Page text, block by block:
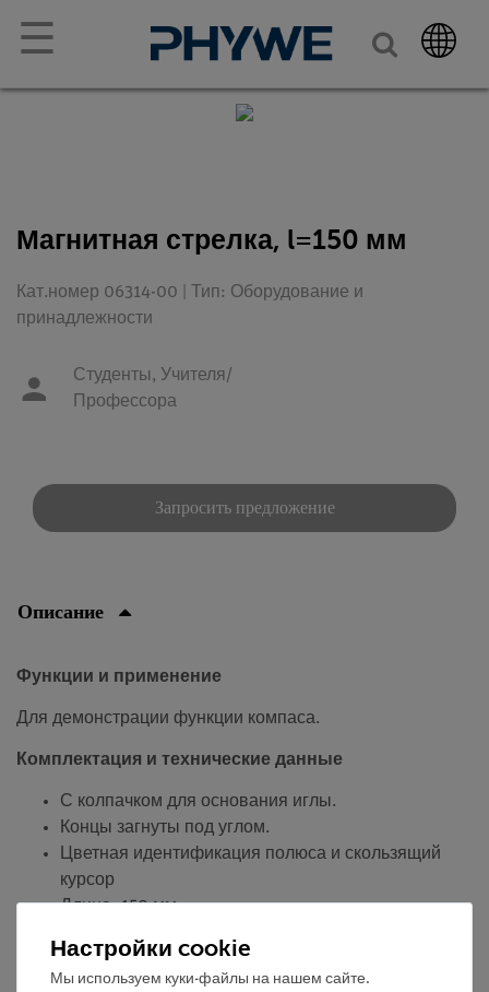
☰
Магнитная стрелка, l=150 мм
Кат.номер 06314-00 | Тип: Оборудование и
принадлежности
Студенты, Учителя/
Профессора
Запросить предложение
Описание
Функции и применение
Для демонстрации функции компаса.
Комплектация и технические данные
С колпачком для основания иглы.
Концы загнуты под углом.
Цветная идентификация полюса и скользящий
курсор
Длина: 150 мм.
Принадлежности
Настройки cookie
Мы используем куки-файлы на нашем сайте.